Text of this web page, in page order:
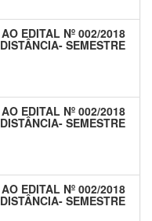
EDITAL Nº 002/2018
SEMESTRE
EDITAL Nº 002/2018
SEMESTRE
EDITAL Nº 002/2018
SEMESTRE